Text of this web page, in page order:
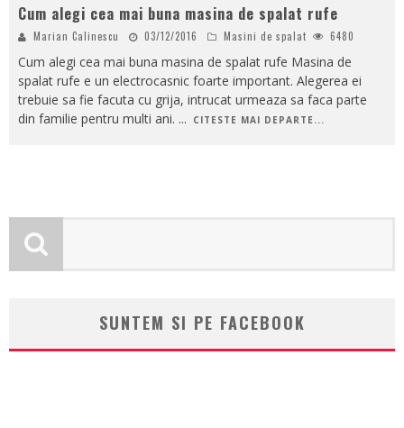
Cum alegi cea mai buna masina de spalat rufe
Marian Calinescu 03/12/2016 Masini de spalat 6480
Cum alegi cea mai buna masina de spalat rufe Masina de
spalat rufe e un electrocasnic foarte important. Alegerea ei
trebuie sa fie facuta cu grija, intrucat urmeaza sa faca parte
din familie pentru multi ani. ... CITESTE MAI DEPARTE...
SUNTEM SI PE FACEBOOK